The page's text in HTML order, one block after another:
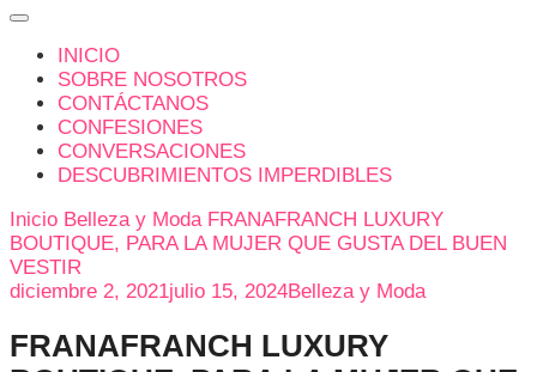
INICIO
SOBRE NOSOTROS
CONTÁCTANOS
CONFESIONES
CONVERSACIONES
DESCUBRIMIENTOS IMPERDIBLES
Inicio Belleza y Moda FRANAFRANCH LUXURY
BOUTIQUE, PARA LA MUJER QUE GUSTA DEL BUEN
VESTIR
diciembre 2, 2021julio 15, 2024Belleza y Moda
FRANAFRANCH LUXURY